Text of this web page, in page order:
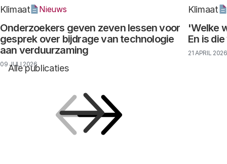
Alle publicaties
Onderzoekers geven zeven lessen voor
gesprek over bijdrage van technologie
aan verduurzaming
Klimaat Nieuws
09 JULI 2026
'Welke
En is
Klimaat
21 APRIL 2026